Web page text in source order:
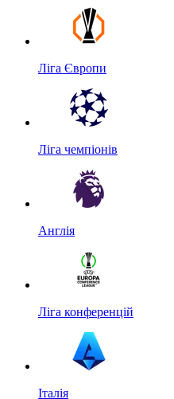
Ліга Європи
Ліга чемпіонів
Англія
Ліга конференцій
Італія